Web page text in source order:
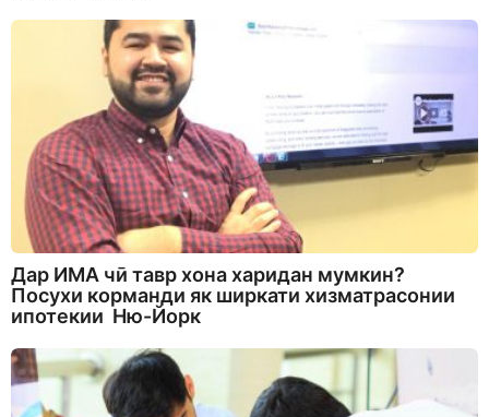
Дар ИМА чӣ тавр хона харидан мумкин?
Посухи корманди як ширкати хизматрасонии
ипотекии Ню-Йорк